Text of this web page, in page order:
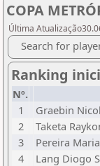
COPA
Última
Search for
Ranking
Nº.
1
Graebin
2
Taketa
3
Pereira
4
Lang Diogo